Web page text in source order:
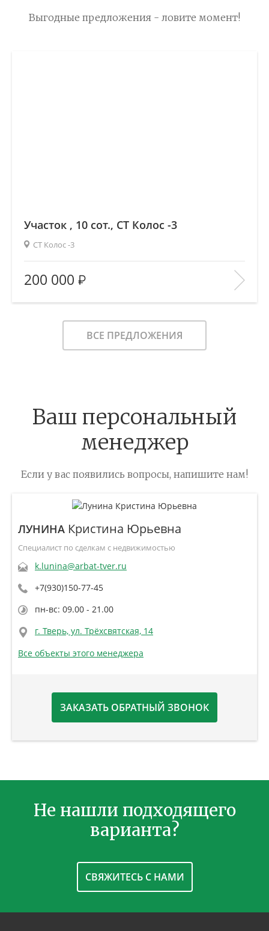
Выгодные предложения - ловите момент!
Участок , 10 сот., СТ Колос -3
СТ Колос -3
Площадь (общ/жил/кух), м2:
—/—/—
Количество комнат:
—
Этаж:
—/—
В ИЗБРАННОЕ
200 000
ВСЕ ПРЕДЛОЖЕНИЯ
Ваш персональный
менеджер
Если у вас появились вопросы, напишите нам!
ЛУНИНА Кристина Юрьевна
Специалист по сделкам с недвижимостью
k.lunina@arbat-tver.ru
+7(930)150-77-45
пн-вс: 09.00 - 21.00
г. Тверь, ул. Трёхсвятская, 14
Все объекты этого менеджера
ЗАКАЗАТЬ ОБРАТНЫЙ ЗВОНОК
Не нашли подходящего
варианта?
СВЯЖИТЕСЬ С НАМИ